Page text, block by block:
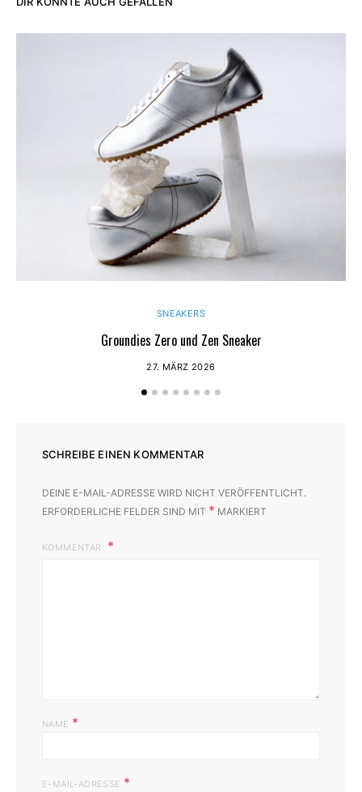
SNEAKERS
Groundies Zero und Zen Sneaker
27. MÄRZ 2026
SCHREIBE EINEN KOMMENTAR
DEINE E-MAIL-ADRESSE WIRD NICHT VERÖFFENTLICHT.
ERFORDERLICHE FELDER SIND MIT * MARKIERT
KOMMENTAR
NAME *
E-MAIL-ADRESSE *